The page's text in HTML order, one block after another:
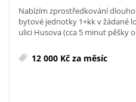
Nabízím zprostředkování
bytové jednotky 1+kk v žádané
ulici Husova (cca 5 minut pěšky
12 000 Kč za měsíc